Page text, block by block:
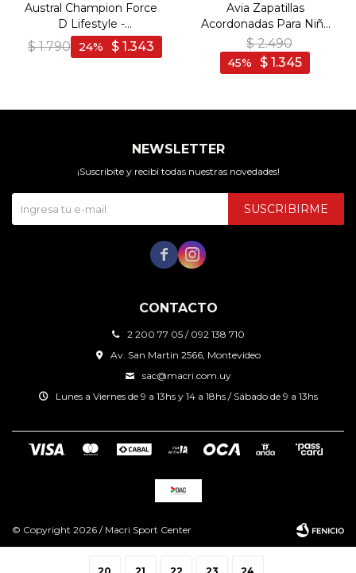
Austral Champion Force
D Lifestyle -
Blaco/Dorado - Blanco-
Dorado
$ 1.790 $ 1.343
24
Avia Zapatillas
Acordonadas Para Niña
Evan- Fuchsia/White -
Fucsia-Blanco
$ 2.490
$ 1.345
45
CONTACTO
2 200 77 05 / 092 138 710
Av. San Martin 2566, Montevideo
sac@macri.com.uy
Lunes a Viernes de 9 a 13hs y 14 a 18hs / Sábado de 9 a 13hs
NEWSLETTER
¡Suscribite y recibí todas nuestras novedades!
SUSCRIBIRME
 
© Copyright 2026 / Macri Sport Center